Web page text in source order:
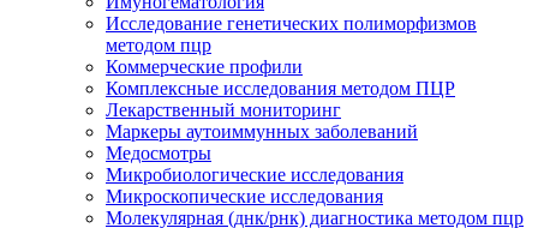
Исследование генетических полиморфизмов
методом пцр
Коммерческие профили
Комплексные исследования методом ПЦР
Лекарственный мониторинг
Маркеры аутоиммунных заболеваний
Медосмотры
Микробиологические исследования
Микроскопические исследования
Молекулярная (днк/рнк) диагностика методом пцр